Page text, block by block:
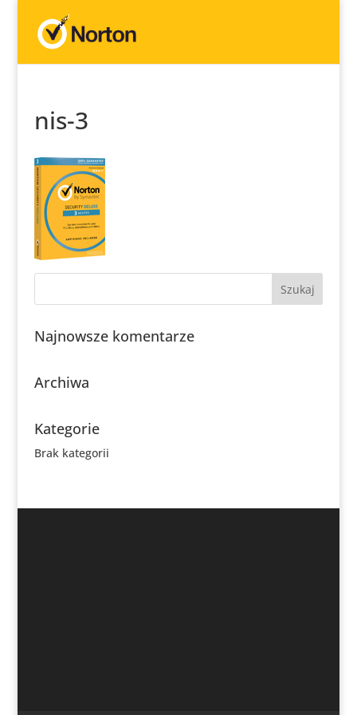
nis-3
Najnowsze komentarze
Archiwa
Kategorie
Brak kategorii